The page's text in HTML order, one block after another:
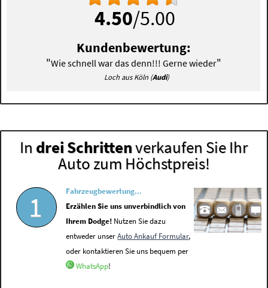
4.50/5.00
Kundenbewertung:
"Wie schnell war das denn!!! Gerne wieder"
Loch aus Köln (Audi)
In drei Schrittenverkaufen Sie Ihr
Auto zum Höchstpreis!
1
Fahrzeugbewertung...
Erzählen Sie uns unverbindlich von
Ihrem Dodge! Nutzen Sie dazu
entweder unserAuto Ankauf Formular,
oder kontaktieren Sie uns bequem per
WhatsApp!